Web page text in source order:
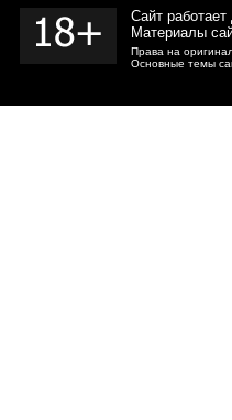
Сайт
Материалы
Права на
Основные темы